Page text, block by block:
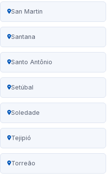
San Martin
Santana
Santo Antônio
Setúbal
Soledade
Tejipió
Torreão